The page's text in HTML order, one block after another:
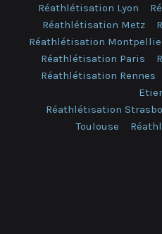
Réathlétisation Lyon
Réathlétisation Metz
Réathlétisation
Réathlétisation Paris
Réathlétisation Rennes
Réathlétisation
Toulouse